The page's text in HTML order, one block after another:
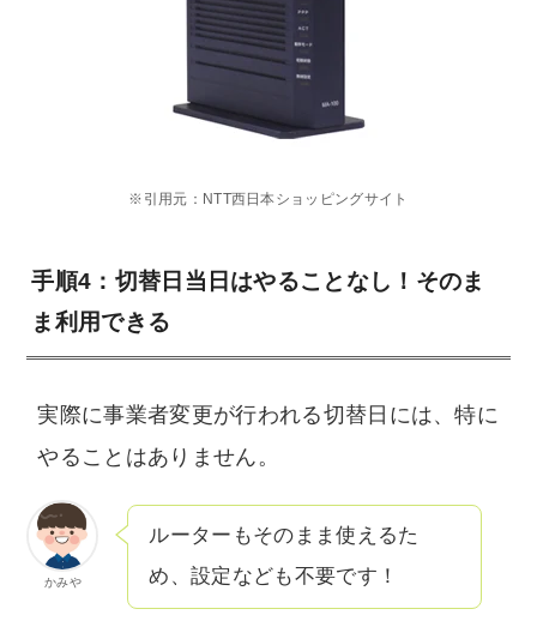
※引用元：NTT西日本ショッピングサイト
手順4：切替日当日はやることなし！そのま
ま利用できる
実際に事業者変更が行われる切替日には、特に
やることはありません。
かみや
ルーターもそのまま使えるた
め、設定なども不要です！